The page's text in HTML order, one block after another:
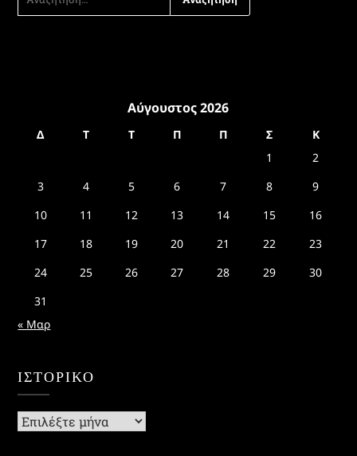
ΓΙΑ:
Αύγουστος 2026
Δ Τ Τ Π Π Σ
Κ
1
2
3
4 5 6 7 8
9
10
11 12 13 14 15
16
17
18 19 20 21 22
23
24
25 26 27 28 29
30
31
« Μαρ
ΙΣΤΟΡΙΚΌ
Ιστορικό